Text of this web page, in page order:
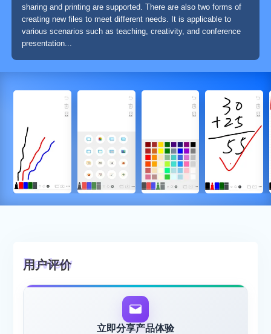
sharing and printing are supported. There are also two forms of
creating new files to meet different needs. It is applicable to
various scenarios such as teaching, creativity, and conference
presentation...
用户评价
立即分享产品体验